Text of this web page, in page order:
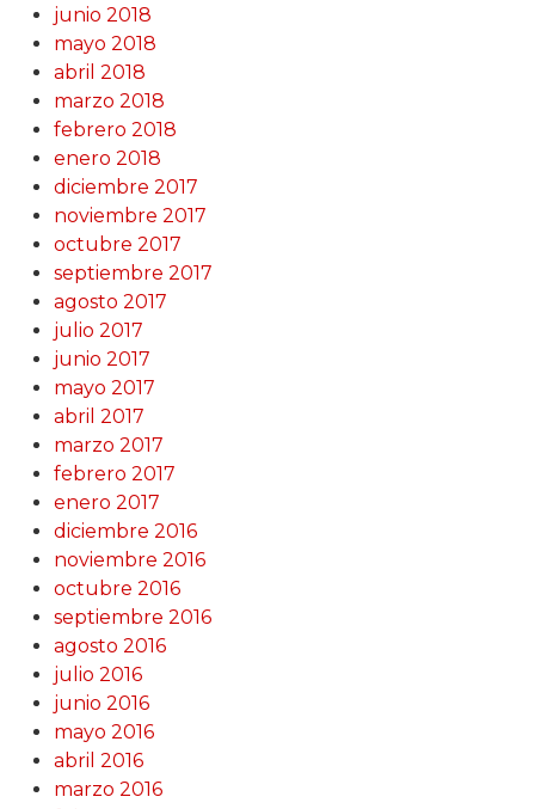
junio 2018
mayo 2018
abril 2018
marzo 2018
febrero 2018
enero 2018
diciembre 2017
noviembre 2017
octubre 2017
septiembre 2017
agosto 2017
julio 2017
junio 2017
mayo 2017
abril 2017
marzo 2017
febrero 2017
enero 2017
diciembre 2016
noviembre 2016
octubre 2016
septiembre 2016
agosto 2016
julio 2016
junio 2016
mayo 2016
abril 2016
marzo 2016